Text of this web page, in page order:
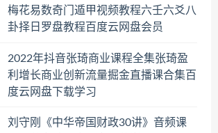
梅花易数奇门遁甲视频教程六壬六爻八
卦择日罗盘教程百度云网盘会员
2022年抖音张琦商业课程全集张琦盈
利增长商业创新流量掘金直播课合集百
度云网盘下载学习
刘守刚《中华帝国财政30讲》音频课